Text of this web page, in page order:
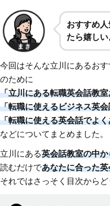
おすすめ
たら嬉しい
今回はそんな立川にあるお
のために
「立川にある転職英会話教
「転職に使えるビジネス英
「転職に使える英会話でよ
などについてまとめました。
立川にある英会話教室の中
読むだけであなたに合った
それではさっそく目次から